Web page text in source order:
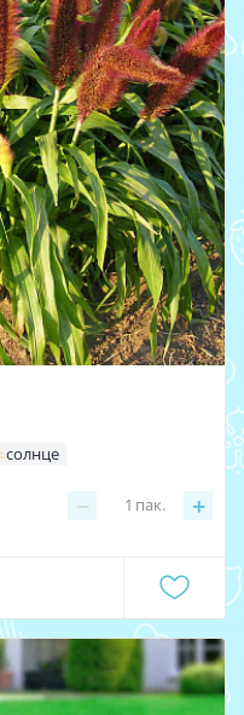
солнце
− +
1 пак.